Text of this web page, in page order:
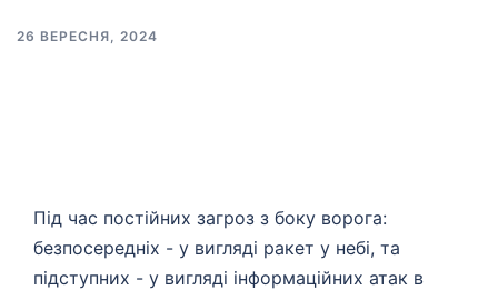
26 ВЕРЕСНЯ, 2024
Під час постійних загроз з боку ворога:
безпосередніх - у вигляді ракет у небі, та
підступних - у вигляді інформаційних атак в